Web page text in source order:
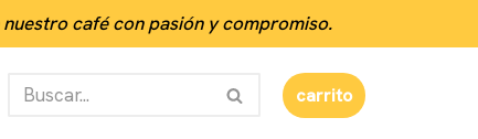
café con pasión y compromiso.
carrito